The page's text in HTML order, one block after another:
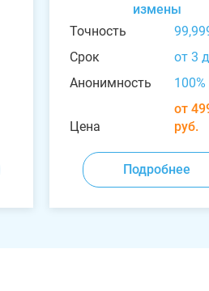
измены
Точность
Срок
от 3
Анонимность
100%
Цена
от
руб.
Подробнее